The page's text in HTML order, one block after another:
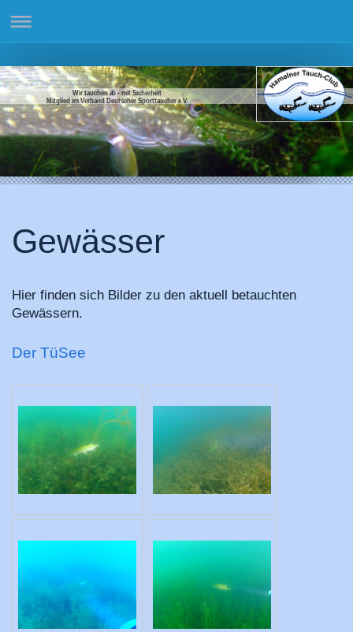
Wir tauchen ab - mit Sicherheit
Mitglied im Verband Deutscher Sporttaucher e.V.
Gewässer
Hier finden sich Bilder zu den aktuell betauchten
Gewässern.
Der TüSee